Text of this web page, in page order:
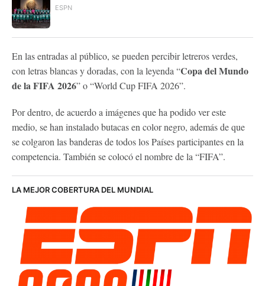
ESPN
En las entradas al público, se pueden percibir letreros verdes,
con letras blancas y doradas, con la leyenda “Copa del Mundo
de la FIFA 2026” o “World Cup FIFA 2026”.
Por dentro, de acuerdo a imágenes que ha podido ver este
medio, se han instalado butacas en color negro, además de que
se colgaron las banderas de todos los Países participantes en la
competencia. También se colocó el nombre de la “FIFA”.
LA MEJOR COBERTURA DEL MUNDIAL